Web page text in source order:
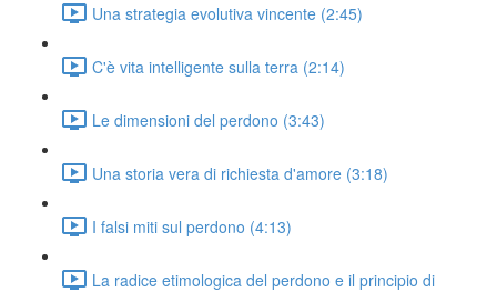
Una strategia evolutiva vincente (2:45)
C'è vita intelligente sulla terra (2:14)
Le dimensioni del perdono (3:43)
Una storia vera di richiesta d'amore (3:18)
I falsi miti sul perdono (4:13)
La radice etimologica del perdono e il principio di